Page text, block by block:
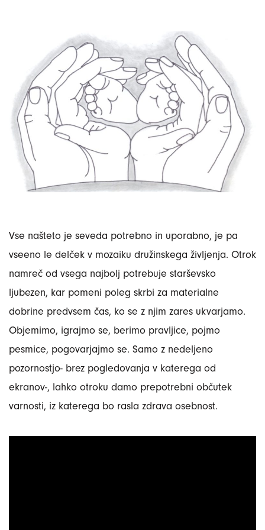
Vse našteto je seveda potrebno in uporabno, je pa
vseeno le delček v mozaiku družinskega življenja. Otrok
namreč od vsega najbolj potrebuje starševsko
ljubezen, kar pomeni poleg skrbi za materialne
dobrine predvsem čas, ko se z njim zares ukvarjamo.
Objemimo, igrajmo se, berimo pravljice, pojmo
pesmice, pogovarjajmo se. Samo z nedeljeno
pozornostjo- brez pogledovanja v katerega od
ekranov-, lahko otroku damo prepotrebni občutek
varnosti, iz katerega bo rasla zdrava osebnost.